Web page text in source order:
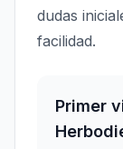
dudas
facilidad.
Primer